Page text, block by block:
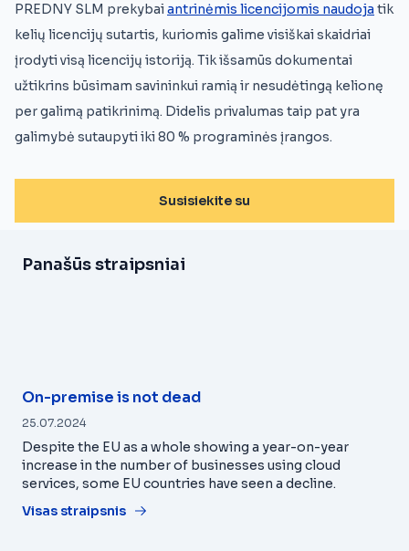
PREDNY SLM prekybaiantrinėmis licencijomis naudoja tik
kelių licencijų sutartis, kuriomis galime visiškai skaidriai
įrodyti visą licencijų istoriją. Tik išsamūs dokumentai
užtikrins būsimam savininkui ramią ir nesudėtingą kelionę
per galimą patikrinimą. Didelis privalumas taip pat yra
galimybė sutaupyti iki 80 % programinės įrangos.
Susisiekite su
Panašūs straipsniai
On-premise is not dead
25.07.2024
Despite the EU as a whole showing a year-on-year
increase in the number of businesses using cloud
services, some EU countries have seen a decline.
Visas straipsnis